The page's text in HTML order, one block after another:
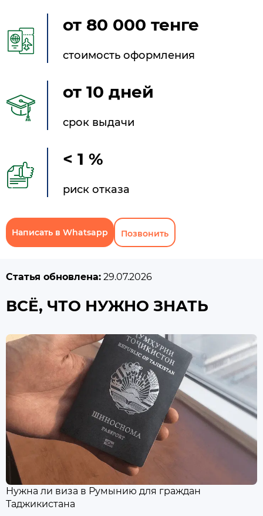
от 80 000 тенге
стоимость оформления
от 10 дней
срок выдачи
< 1 %
риск отказа
Написать в Whatsapp Позвонить
Статья обновлена: 29.07.2026
ВСЁ, ЧТО НУЖНО ЗНАТЬ
Нужна ли виза в Румынию для граждан
Таджикистана